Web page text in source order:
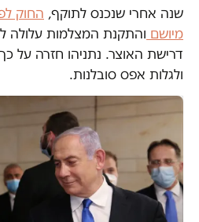
שנה אחרי שנכנס לתוקף, החוק
מיושם והתקנת המצלמות עלולה
דרישת האוצר. נתניהו חזרה על
ולגלות אפס סובלנות.